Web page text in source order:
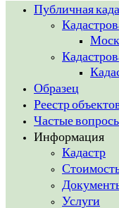
Публичная
Образец
Реестр
Частые
Информация
Кадастр
Услуги